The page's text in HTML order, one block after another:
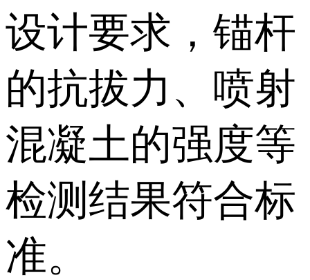
设计要求，锚杆
的抗拔力、喷射
混凝土的强度等
检测结果符合标
准。